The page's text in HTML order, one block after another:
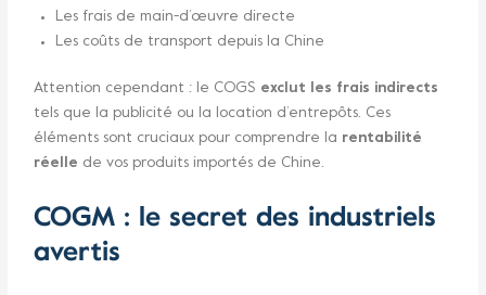
Les frais de main-d’œuvre directe
Les coûts de transport depuis la Chine
Attention cependant : le COGS exclut les frais indirects
tels que la publicité ou la location d’entrepôts. Ces
éléments sont cruciaux pour comprendre la rentabilité
réelle de vos produits importés de Chine.
COGM : le secret des industriels
avertis